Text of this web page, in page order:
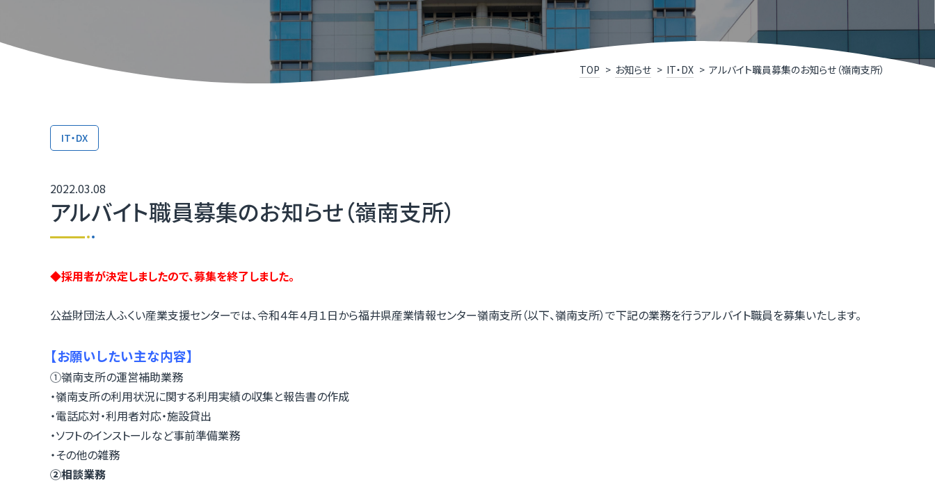
取引かけこみ寺 PR TIMESによるニュースリリース支援
ふくいDXスクール
技術研究開発リンク集
ふくいDX事例集
「ふくいDX推進宣言企業」登録企業・団体のご紹介 ふくいソフトウェアコンペティション
福井県IoT推進ラボ
TOP お知らせ IT・DX アルバイト職員募集のお知らせ（嶺南支所）
IT・DX
2022.03.08
アルバイト職員募集のお知らせ（嶺南支所）
◆採用者が決定しましたので、募集を終了しました。
公益財団法人ふくい産業支援センターでは、令和４年４月１日から福井県産業情報センター嶺南支所（以下、嶺南支所）で下記の業務を行うアルバイト職員を募集いたします。
【お願いしたい主な内容】
①嶺南支所の運営補助業務
・嶺南支所の利用状況に関する利用実績の収集と報告書の作成
・電話応対・利用者対応・施設貸出
・ソフトのインストールなど事前準備業務
・その他の雑務
②相談業務